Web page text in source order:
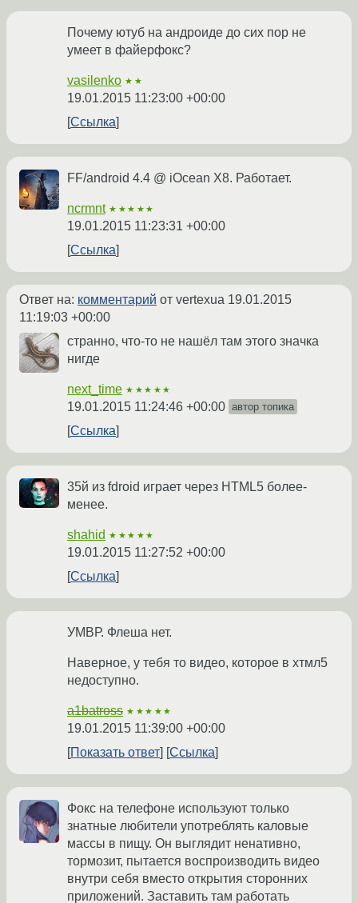
Почему ютуб на андроиде до сих пор не
умеет в файерфокс?
vasilenko ★★
19.01.2015 11:23:00 +00:00
Ссылка
FF/android 4.4 @ iOcean X8. Работает.
ncrmnt ★★★★★
19.01.2015 11:23:31 +00:00
Ссылка
Ответ на: комментарий от vertexua 19.01.2015
11:19:03 +00:00
странно, что-то не нашёл там этого значка
нигде
next_time ★★★★★
19.01.2015 11:24:46 +00:00 автор топика
Ссылка
35й из fdroid играет через HTML5 более-
менее.
shahid ★★★★★
19.01.2015 11:27:52 +00:00
Ссылка
УМВР. Флеша нет.
Наверное, у тебя то видео, которое в хтмл5
недоступно.
a1batross ★★★★★
19.01.2015 11:39:00 +00:00
Показать ответ
Ссылка
Фокс на телефоне используют только
знатные любители употреблять каловые
массы в пищу. Он выглядит ненативно,
тормозит, пытается воспроизводить видео
внутри себя вместо открытия сторонних
приложений. Заставить там работать